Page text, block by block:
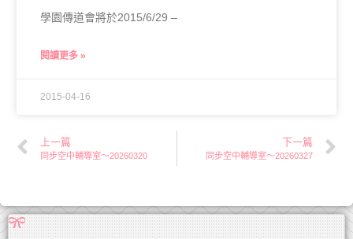
學園傳道會將於2015/6/29 –
閱讀更多 »
2015-04-16
上一篇
同步空中輔導室～20260320
下一篇
同步空中輔導室～20260327